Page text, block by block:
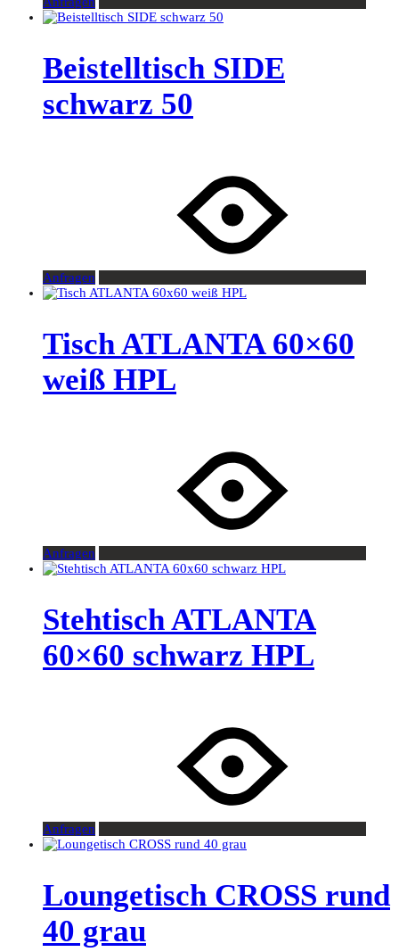
Beistelltisch SIDE
schwarz 50
Anfragen
Tisch ATLANTA 60×60
weiß HPL
Anfragen
Stehtisch ATLANTA
60×60 schwarz HPL
Anfragen
Loungetisch CROSS rund
40 grau